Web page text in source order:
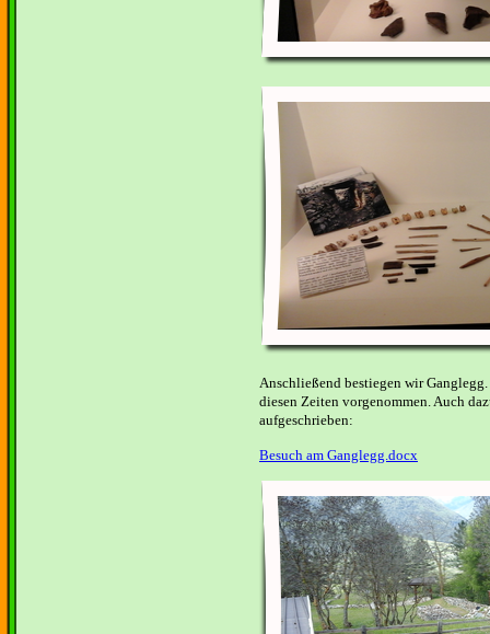
Anschließend bestiegen wir
diesen Zeiten vorgenommen. Auch
aufgeschrieben:
Besuch am Ganglegg.docx